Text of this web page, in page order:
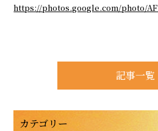
https://photos.google.com/photo/
記事一覧
カテゴリー